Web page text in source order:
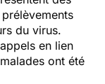
du virus.
en lien
ont été